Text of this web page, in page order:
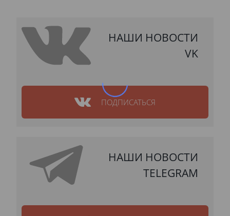
НАШИ НОВОСТИ
VK
ПОДПИСАТЬСЯ
НАШИ НОВОСТИ
TELEGRAM